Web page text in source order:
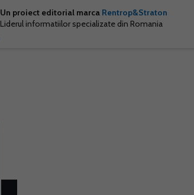
Un proiect editorial marca Rentrop&Straton
Liderul informatiilor specializate din Romania